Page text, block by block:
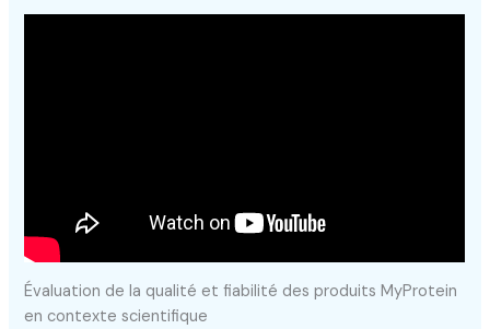
Évaluation de la qualité et fiabilité des produits MyProtein
en contexte scientifique